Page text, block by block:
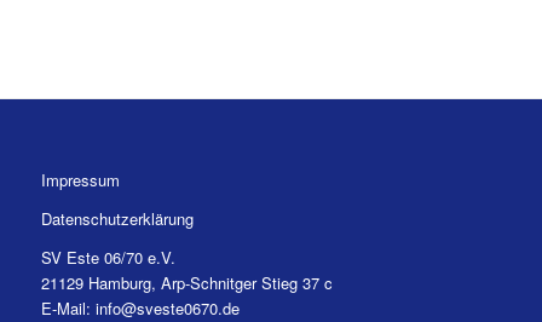
Impressum
Datenschutzerklärung
SV Este 06/70 e.V.
21129 Hamburg, Arp-Schnitger Stieg 37 c
E-Mail: info@sveste0670.de